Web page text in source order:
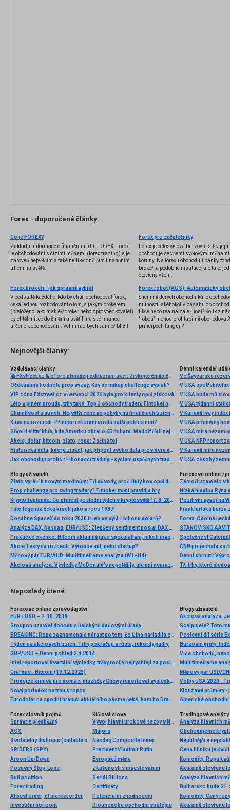
Forex - doporučené články:
Co je FOREX?
Základní informace o finančním trhu FOREX. Forex
je obchodování s cizími měnami (forex trading) a je
zároveň největším a také nejlikvidnějším finančním
trhem na světě.
Forex pro začátečníky
Forex je celosvětová burzovní síť, v
obchoduje se všemi světovými
koruny. Na forexu obchodují banky,
brokeři a podobné instituce, ale také
otevřený všem.
Forex brokeři - jak správně vybrat
V podstatě každého, kdo by chtěl obchodovat forex,
čeká jednou rozhodování o tom, s jakým brokerem
(přeloženo jako makléř/broker nebo zprostředkovatel)
by chtěl mít co do činění a svěřil mu své finance
určené k obchodování. Velmi rád bych vám přiblížil
několik příkladů nejznámějších z nich.
Snem některých obchodníků je
nutnosti jakéhokoliv zásahu do
fikce nebo reálná záležitost? Kolik z
"roboti" mohou profitabilně
principech fungují?
Nejnovější články:
Vzdělávací články
🚀 FXstreet.cz & eToro přinášejí exkluzivní akci: Získejte 6měsíční členství ve VIP zóně ZDARMA
Očekávaná hodnota prop výzvy: Kdy se nákup challenge vyplatí?
VIP zóna FXstreet.cz v červenci 2026 byla pro klienty opět zisková
Léto v plném proudu, trhy také: Top 3 obchody traderů Fintokei na indexech a zlatě
Chamtivost a strach: Největší cenové pohyby na finančních trzích (červenec 2026)
Káva na rozcestí. Přinese rekordní úroda další pokles cen?
Stvořil elitní klub, kde Ameriku obral o 65 miliard. Madoff řídil největší Ponzi dějin
Akcie, dolar, bitcoin, zlato, ropa: Začíná to!
Historická data, kde je získat, jak připojit svého data providera do MultiCharts a proč je budeme potřebovat? (4. díl)
Jak obchodují profíci: Fibonacci trading - systém úspěšných traderů
Denní kalendář
Ve Švýcarsku
V USA
V USA bude mít
V USA týdenní
V Kanadě Ivey index
V USA průměrný
V USA míra
V USA NFP report
V Kanadě míra
V USA zásoby
Blogy uživatelů
Zlato vyráží k novým maximům: Tři důvody, proč žlutý kov opět dominuje
Prop challenge pro swing tradery? Fintokei mění pravidla hry
Krypto šeptanda: Co přinesl poslední týden v kryptosvětě (7. 8. 2026)
Tato legenda čeká krach jako v roce 1987!
Dosáhne SpaceX do roku 2030 tržeb ve výši 1 bilionu dolarů?
Analýza DAX, Nasdaq, EUR/USD: Zlepšený sentiment poslal DAX na nová maxima
Praktické okénko: Bitcoin aktuálně jako spekulativní, nikoli investiční aktivum
Akcie Tesly na rozcestí: Výrobce aut, nebo startup?
Měnový pár EUR/AUD: Multitimeframe analýza (W1–H4)
Akciová analýza: Výsledky McDonald’s nepotěšily, ale ani neurazily. Jakou vizi společnost prezentovala?
Forexové online
Nízká hladina
Pozitivní vývoj na
Frankfurtská burza
Denní shrnutí:
Tři trhy, které
Naposledy čtené:
Forexové online zpravodajství
EUR / USD – 2. 10. 2019
Groupon uzavřel dohodu s italskými daňovými úřady
BREAKING: Ropa zaznamenala nárast po tom, čo Čína nariadila energetickým firmám „Zabezpečiť dodávky za každú cenu“
Týden na akciových trzích: Trhy pokračují v růstu, rekordy padly v Evropě i USA
GBP/USD – Denní pohled 2.4.2014
Intel reportoval kvartální výsledky, tržby rostly nejrychleji za posledních 15 let
Graf dne - Bitcoin (19.12.2023)
Prodejce krmiva pro domácí mazlíčky Chewy reportoval výsledky za 1Q
Nový poriadok na trhu s ropou
Eurodolar na spodní hranici aktuálního pásma čeká, kam ho Draghi nasměruje
Blogy uživatelů
Scalpujete? Toto
Poslední díl série
Více obchodů,
Multitimeframe
Měnový pár USD/
Klouzavé průměry
Americké obchodní
Forex slovník pojmů
Správce předběžný
AOS
Svolatelný dluhopis (callable bond)
SPIDERS (SPY)
Aroon Up/Down
Posuvný Stop-Loss
Bull position
Forex trading
At best order; at market order
Investiční horizont
Klíčová slova
Vývoj hlavní úrokové sazby v Norsku
Majors
Nasdaq Composite Index
Prezident Vladimir Putin
Evropská měna
Zkušenosti s investováním
Seriál Billions
Certifikáty
Potenciální zhodnocení
Dlouhodobá obchodní strategie
Tradingové analýzy
Analýza hlavních
Nejsilnější a
Aktuálně otevřené
Analýza hlavních
Bulharsko bude 21.
Aktuálně otevřené